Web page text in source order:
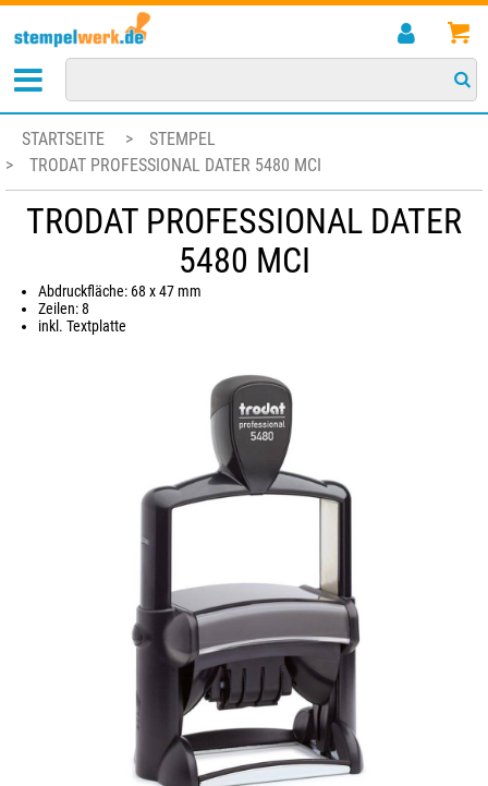
STARTSEITE >
STEMPEL
>
TRODAT PROFESSIONAL DATER 5480 MCI
TRODAT PROFESSIONAL DATER
5480 MCI
Abdruckfläche: 68 x 47 mm
Zeilen: 8
inkl. Textplatte